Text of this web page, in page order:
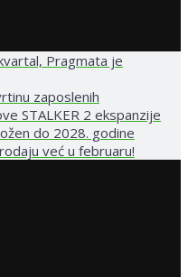
Pragmata je
zaposlenih
STALKER 2 ekspanzije
do 2028. godine
već u februaru!